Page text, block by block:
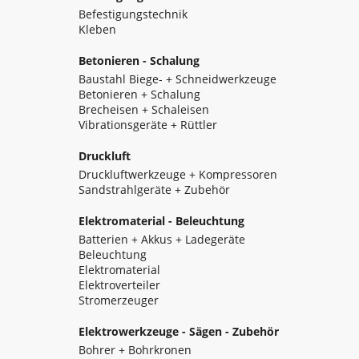
Befestigungstechnik
Kleben
Betonieren - Schalung
Baustahl Biege- + Schneidwerkzeuge
Betonieren + Schalung
Brecheisen + Schaleisen
Vibrationsgeräte + Rüttler
Druckluft
Druckluftwerkzeuge + Kompressoren
Sandstrahlgeräte + Zubehör
Elektromaterial - Beleuchtung
Batterien + Akkus + Ladegeräte
Beleuchtung
Elektromaterial
Elektroverteiler
Stromerzeuger
Elektrowerkzeuge - Sägen - Zubehör
Bohrer + Bohrkronen